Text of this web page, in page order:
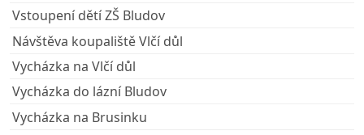
Vstoupení dětí ZŠ Bludov
Návštěva koupaliště Vlčí důl
Vycházka na Vlčí důl
Vycházka do lázní Bludov
Vycházka na Brusinku